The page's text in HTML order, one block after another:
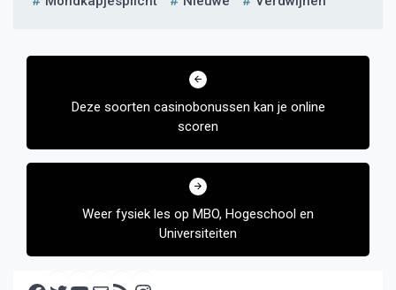
Bericht
Deze soorten casinobonussen kan je online
scoren
Weer fysiek les op MBO, Hogeschool en
Universiteiten
Facebook Twitter YouTube E-mail RSS feed